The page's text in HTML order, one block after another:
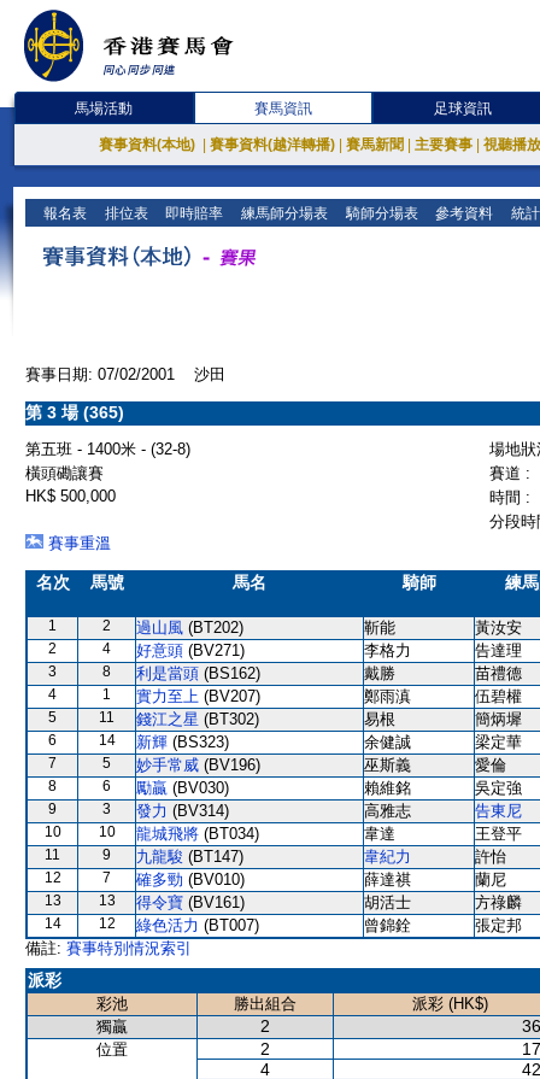
馬場活動 賽馬資訊 足球資訊
賽事資料(本地) 賽事資料(越洋轉播) 賽馬新聞 主要賽事 視聽播
報名表 排位表 即時賠率 練馬師分場表 騎師分場表 參考資料 統
賽事日期: 07/02/2001 沙田
第 3 場 (365)
第五班 - 1400米 - (32-8)
場地
橫頭磡讓賽
賽道 :
HK$ 500,000
時間 :
分段
賽事重溫
名次 馬號 馬名 騎師 練
1 2 過山風 (BT202) 靳能 黃汝安
2 4 好意頭 (BV271) 李格力 告達理
3 8 利是當頭 (BS162) 戴勝 苗禮德
4 1 實力至上 (BV207) 鄭雨滇 伍碧權
5 11 錢江之星 (BT302) 易根 簡炳墀
6 14 新輝 (BS323) 余健誠 梁定華
7 5 妙手常威 (BV196) 巫斯義 愛倫
8 6 勵贏 (BV030) 賴維銘 吳定強
9 3 發力 (BV314) 高雅志 告東尼
10 10 龍城飛將 (BT034) 韋達 王登平
11 9 九龍駿 (BT147) 韋紀力 許怡
12 7 確多勁 (BV010) 薛達祺 蘭尼
13 13 得令寶 (BV161) 胡活士 方祿麟
14 12 綠色活力 (BT007) 曾錦銓
張定邦
備註: 賽事特別情況索引
派彩
彩池 勝出組合
派彩 (HK$)
獨贏
2
位置 2
4